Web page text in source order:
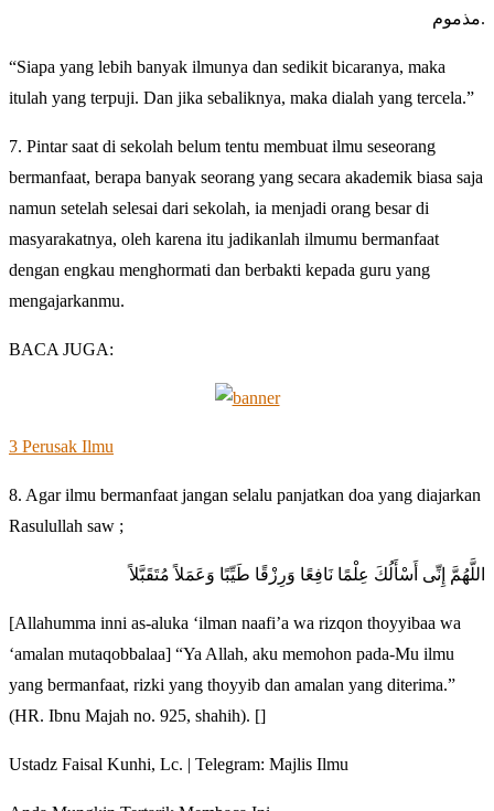
مذموم.
“Siapa yang lebih banyak ilmunya dan sedikit bicaranya, maka
itulah yang terpuji. Dan jika sebaliknya, maka dialah yang tercela.”
7. Pintar saat di sekolah belum tentu membuat ilmu seseorang
bermanfaat, berapa banyak seorang yang secara akademik biasa saja
namun setelah selesai dari sekolah, ia menjadi orang besar di
masyarakatnya, oleh karena itu jadikanlah ilmumu bermanfaat
dengan engkau menghormati dan berbakti kepada guru yang
mengajarkanmu.
BACA JUGA:
3 Perusak Ilmu
8. Agar ilmu bermanfaat jangan selalu panjatkan doa yang diajarkan
Rasulullah saw ;
اللَّهُمَّ إِنِّى أَسْأَلُكَ عِلْمًا نَافِعًا وَرِزْقًا طَيِّبًا وَعَمَلاً مُتَقَبَّلاً
[Allahumma inni as-aluka ‘ilman naafi’a wa rizqon thoyyibaa wa
‘amalan mutaqobbalaa] “Ya Allah, aku memohon pada-Mu ilmu
yang bermanfaat, rizki yang thoyyib dan amalan yang diterima.”
(HR. Ibnu Majah no. 925, shahih). []
Ustadz Faisal Kunhi, Lc. | Telegram: Majlis Ilmu